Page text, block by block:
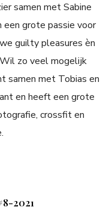
samen met Sabine
een grote passie voor
guilty pleasures èn
zo veel mogelijk
samen met Tobias en
en heeft een grote
crossfit en
2021